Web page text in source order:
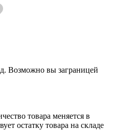
Возможно вы заграницей
товара меняется в
остатку товара на складе